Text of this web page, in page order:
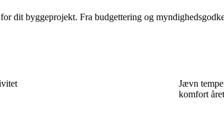
dit byggeprojekt. Fra budgettering og
Jævn
komfort